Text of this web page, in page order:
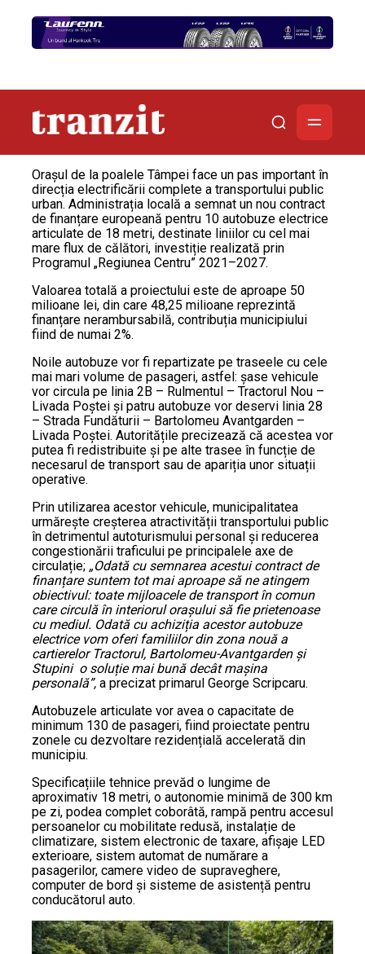
Orașul de la poalele Tâmpei face un pas important în
direcția electrificării complete a transportului public
urban. Administrația locală a semnat un nou contract
de finanțare europeană pentru 10 autobuze electrice
articulate de 18 metri, destinate liniilor cu cel mai
mare flux de călători, investiție realizată prin
Programul „Regiunea Centru” 2021–2027.
Valoarea totală a proiectului este de aproape 50
milioane lei, din care 48,25 milioane reprezintă
finanțare nerambursabilă, contribuția municipiului
fiind de numai 2%.
Noile autobuze vor fi repartizate pe traseele cu cele
mai mari volume de pasageri, astfel: șase vehicule
vor circula pe linia 2B – Rulmentul – Tractorul Nou –
Livada Poștei și patru autobuze vor deservi linia 28
– Strada Fundăturii – Bartolomeu Avantgarden –
Livada Poștei. Autoritățile precizează că acestea vor
putea fi redistribuite și pe alte trasee în funcție de
necesarul de transport sau de apariția unor situații
operative.
Prin utilizarea acestor vehicule, municipalitatea
urmărește creșterea atractivității transportului public
în detrimentul autoturismului personal și reducerea
congestionării traficului pe principalele axe de
circulație; „Odată cu semnarea acestui contract de
finanțare suntem tot mai aproape să ne atingem
obiectivul: toate mijloacele de transport în comun
care circulă în interiorul orașului să fie prietenoase
cu mediul. Odată cu achiziția acestor autobuze
electrice vom oferi familiilor din zona nouă a
cartierelor Tractorul, Bartolomeu-Avantgarden și
Stupini o soluție mai bună decât mașina
personală”, a precizat primarul George Scripcaru.
Autobuzele articulate vor avea o capacitate de
minimum 130 de pasageri, fiind proiectate pentru
zonele cu dezvoltare rezidențială accelerată din
municipiu.
Specificațiile tehnice prevăd o lungime de
aproximativ 18 metri, o autonomie minimă de 300 km
pe zi, podea complet coborâtă, rampă pentru accesul
persoanelor cu mobilitate redusă, instalație de
climatizare, sistem electronic de taxare, afișaje LED
exterioare, sistem automat de numărare a
pasagerilor, camere video de supraveghere,
computer de bord și sisteme de asistență pentru
conducătorul auto.